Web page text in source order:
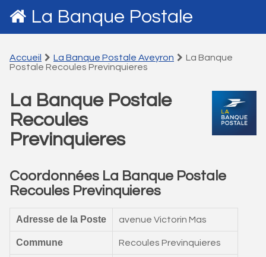
La Banque Postale
Accueil La Banque Postale Aveyron
La Banque
Postale Recoules Previnquieres
La Banque Postale
Recoules
Previnquieres
Coordonnées La Banque Postale
Recoules Previnquieres
Adresse de la Poste avenue Victorin Mas
Commune Recoules Previnquieres